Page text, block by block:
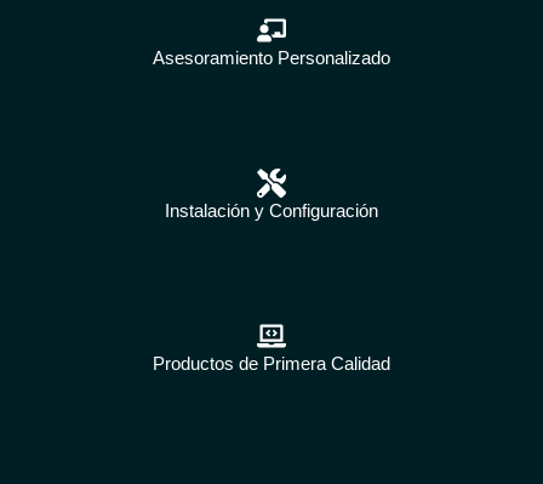
Asesoramiento Personalizado
Instalación y Configuración
Productos de Primera Calidad